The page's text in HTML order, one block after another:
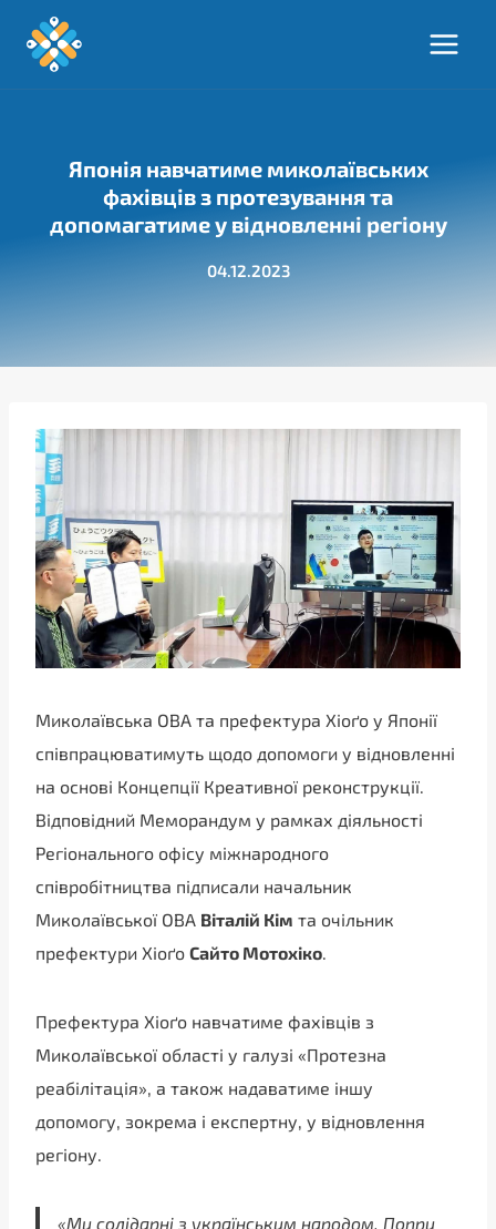
Перейти
Японія навчатиме миколаївських
фахівців з протезування та
допомагатиме у відновленні регіону
04.12.2023
Миколаївська ОВА та префектура Хіоґо у Японії
співпрацюватимуть щодо допомоги у відновленні
на основі Концепції Креативної реконструкції.
Відповідний Меморандум у рамках діяльності
Регіонального офісу міжнародного
співробітництва підписали начальник
Миколаївської ОВА Віталій Кім та очільник
префектури Хіоґо Сайто Мотохіко.
Префектура Хіоґо навчатиме фахівців з
Миколаївської області у галузі «Протезна
реабілітація», а також надаватиме іншу
допомогу, зокрема і експертну, у відновлення
регіону.
«Ми солідарні з українським народом. Попри